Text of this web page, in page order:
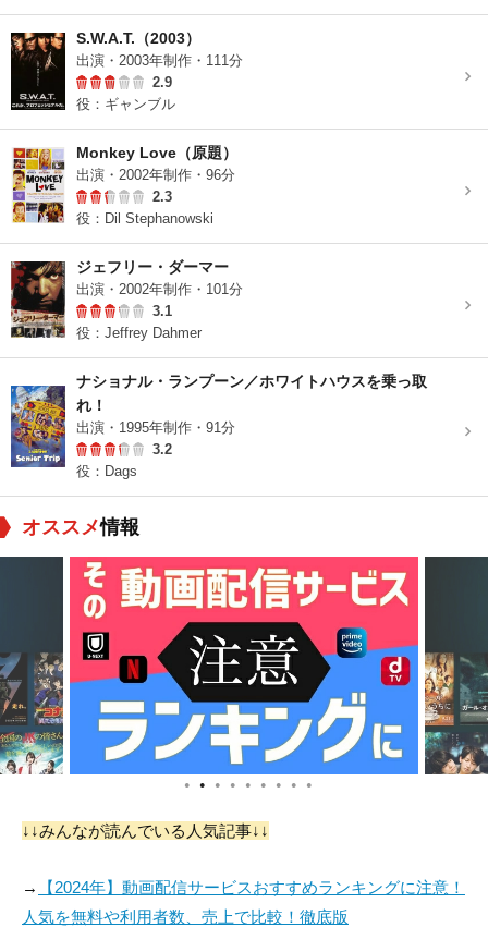
S.W.A.T.（2003）
出演・2003年制作・111分
2.9
役：ギャンブル
Monkey Love（原題）
出演・2002年制作・96分
2.3
役：Dil Stephanowski
ジェフリー・ダーマー
出演・2002年制作・101分
3.1
役：Jeffrey Dahmer
ナショナル・ランプーン／ホワイトハウスを乗っ取
れ！
出演・1995年制作・91分
3.2
役：Dags
オススメ情報
● ● ● ● ● ● ● ● ●
↓↓みんなが読んでいる人気記事↓↓
→
【2024年】動画配信サービスおすすめランキングに注意！
人気を無料や利用者数、売上で比較！徹底版